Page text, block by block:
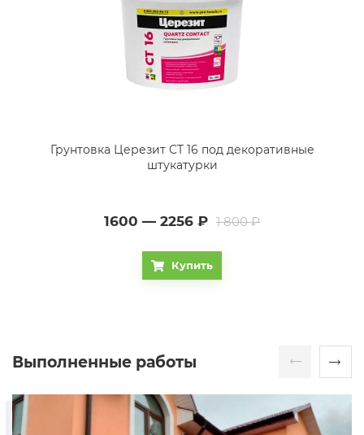
Грунтовка Церезит CT 16 под декоративные
штукатурки
1600 — 2256 ₽ 1 800 ₽
Купить
Выполненные работы